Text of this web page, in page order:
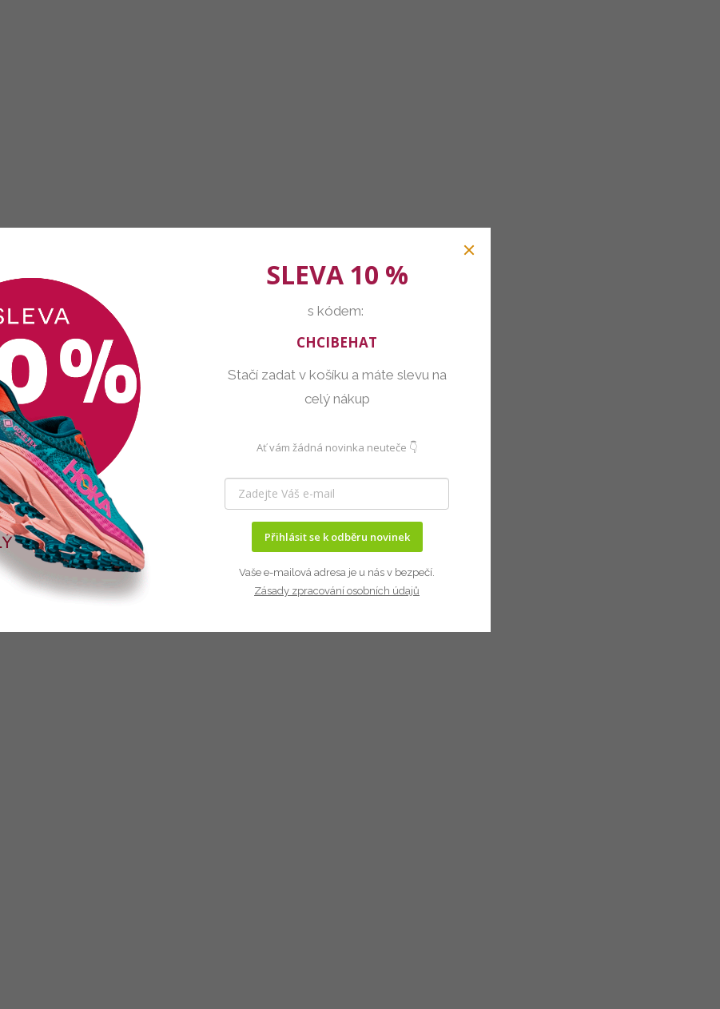
SLEVA 10 %
s kódem:
CHCIBEHAT
Stačí zadat v košíku a máte slevu na
celý nákup
Ať vám žádná novinka neuteče 👇
Přihlásit se k odběru novinek
Vaše e-mailová adresa je u nás v bezpečí.
Zásady zpracování osobních údajů